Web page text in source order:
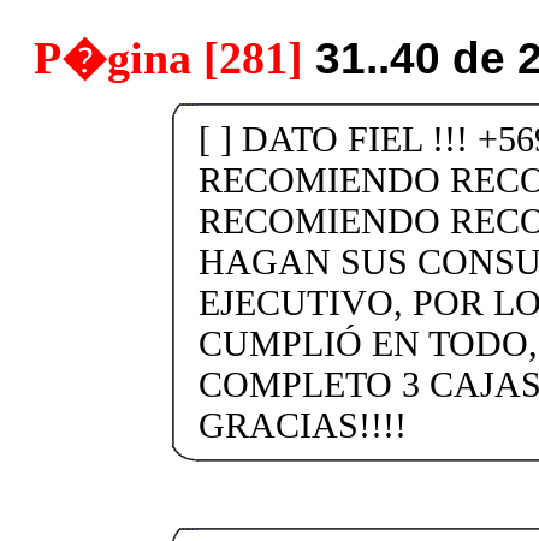
P�gina [281] 31..40 de
[ ] DATO FIEL !!!
RECOMIENDO
RECOMIENDO
HAGAN SUS
EJECUTIVO, POR
CUMPLIÓ EN
COMPLETO 3
GRACIAS!!!!